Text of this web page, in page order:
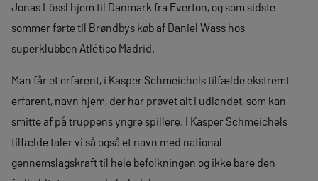
Jonas Lössl hjem til Danmark fra Everton, og som sidste
sommer førte til Brøndbys køb af Daniel Wass hos
superklubben Atlético Madrid.
Man får et erfarent, i Kasper Schmeichels tilfælde ekstremt
erfarent, navn hjem, der har prøvet alt i udlandet, som kan
smitte af på truppens yngre spillere. I Kasper Schmeichels
tilfælde taler vi så også et navn med national
gennemslagskraft til hele befolkningen og ikke bare den